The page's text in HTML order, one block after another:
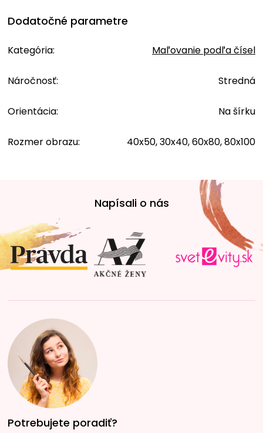
Dodatočné parametre
Kategória: Maľovanie podľa čísel
Náročnosť: Stredná
Orientácia: Na šírku
Rozmer obrazu: 40x50, 30x40, 60x80, 80x100
t
i
e
Napísali o nás
Potrebujete poradiť?